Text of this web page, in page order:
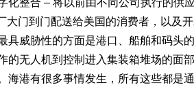
化整合 – 将以前由不同公司执行的供
大门到门配送给美国的消费者，以及
具威胁性的方面是港口、船舶和码头
的无人机到控制进入集装箱堆场的面
海港有很多事情发生，所有这些都是